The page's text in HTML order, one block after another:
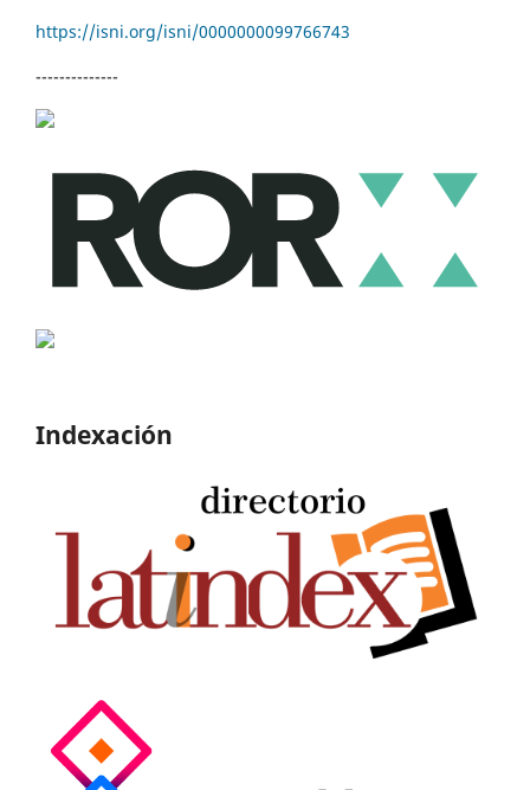
https://isni.org/isni/0000000099766743
--------------
Indexación